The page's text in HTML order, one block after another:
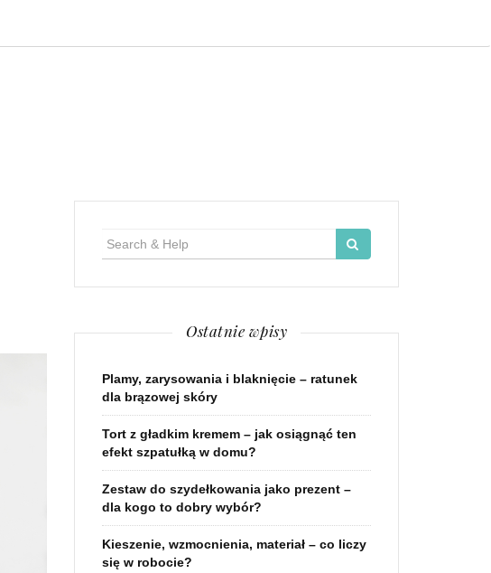
Ostatnie wpisy
Plamy, zarysowania i blaknięcie – ratunek
dla brązowej skóry
Tort z gładkim kremem – jak osiągnąć ten
efekt szpatułką w domu?
Zestaw do szydełkowania jako prezent –
dla kogo to dobry wybór?
Kieszenie, wzmocnienia, materiał – co liczy
się w robocie?